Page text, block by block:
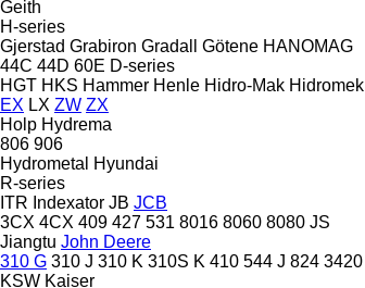
Geith
H-series
Gjerstad Grabiron Gradall Götene HANOMAG
44C 44D 60E D-series
HGT HKS Hammer Henle Hidro-Mak Hidromek
EX LX ZW ZX
Holp Hydrema
806 906
Hydrometal
Hyundai
R-series
ITR Indexator JB JCB
3CX 4CX 409 427 531 8016 8060 8080 JS
Jiangtu John Deere
310 G 310 J 310 K 310S K 410 544 J 824 3420
KSW Kaiser